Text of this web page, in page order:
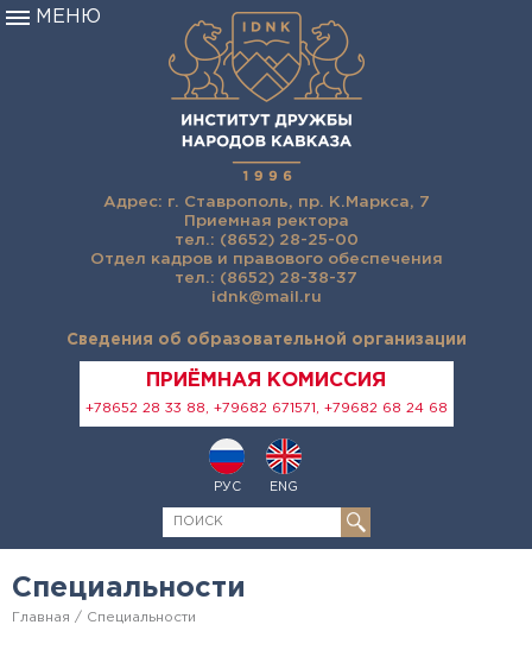
Адрес: г. Ставрополь, пр. К.Маркса, 7
Приемная ректора
тел.: (8652) 28-25-00
Отдел кадров и правового обеспечения
тел.: (8652) 28-38-37
idnk@mail.ru
Сведения об образовательной организации
ПРИЁМНАЯ КОМИССИЯ
+78652 28 33 88, +79682 671571, +79682 68 24 68
РУС ENG
МЕНЮ
Специальности
Главная Специальности